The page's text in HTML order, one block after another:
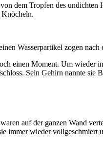
dem Tropfen des undichten
Knöcheln.
Wasserpartikel zogen nach
einen Moment. Um wieder
Sein Gehirn nannte sie
auf der ganzen Wand
immer wieder vollgeschmiert